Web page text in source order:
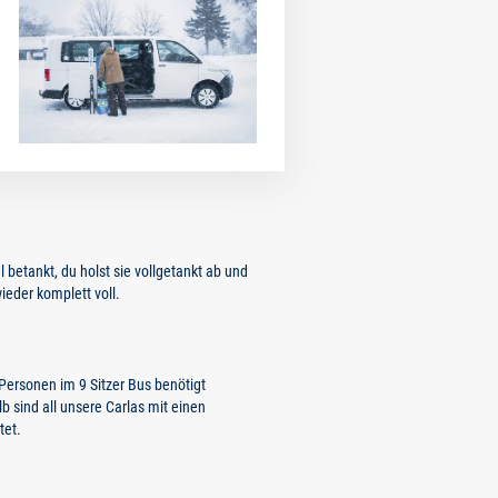
betankt, du holst sie vollgetankt ab und
komplett voll.
im 9 Sitzer Bus benötigt
sind all unsere Carlas mit einen